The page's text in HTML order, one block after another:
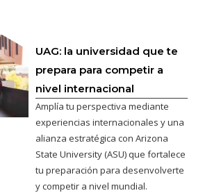
UAG: la universidad que te
prepara para competir a
nivel internacional
Amplía tu perspectiva mediante
experiencias internacionales y una
alianza estratégica con Arizona
State University (ASU) que fortalece
tu preparación para desenvolverte
y competir a nivel mundial.